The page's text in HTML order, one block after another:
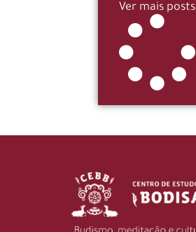
Ver mais posts